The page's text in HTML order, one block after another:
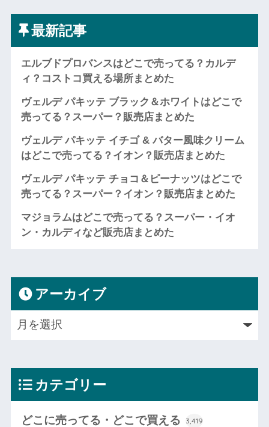
最新記事
エルブドプロバンスはどこで売ってる？カルデ
ィ？コストコ買える場所まとめた
ヴェルデ パキッテ ブラック＆ホワイトはどこで
売ってる？スーパー？販売店まとめた
ヴェルデ パキッテ イチゴ & バター風味クリーム
はどこで売ってる？イオン？販売店まとめた
ヴェルデ パキッテ チョコ＆ピーナッツはどこで
売ってる？スーパー？イオン？販売店まとめた
マジョラムはどこで売ってる？スーパー・イオ
ン・カルディなど販売店まとめた
アーカイブ
カテゴリー
どこに売ってる・どこで買える 3,419